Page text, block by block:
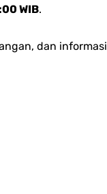
WIB.
dan informasi